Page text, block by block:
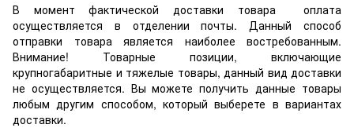
В момент фактической доставки товара оплата
осуществляется в отделении почты. Данный способ
отправки товара является наиболее востребованным.
Внимание! Товарные позиции, включающие
крупногабаритные и тяжелые товары, данный вид доставки
не осуществляется. Вы можете получить данные товары
любым другим способом, который выберете в вариантах
доставки.